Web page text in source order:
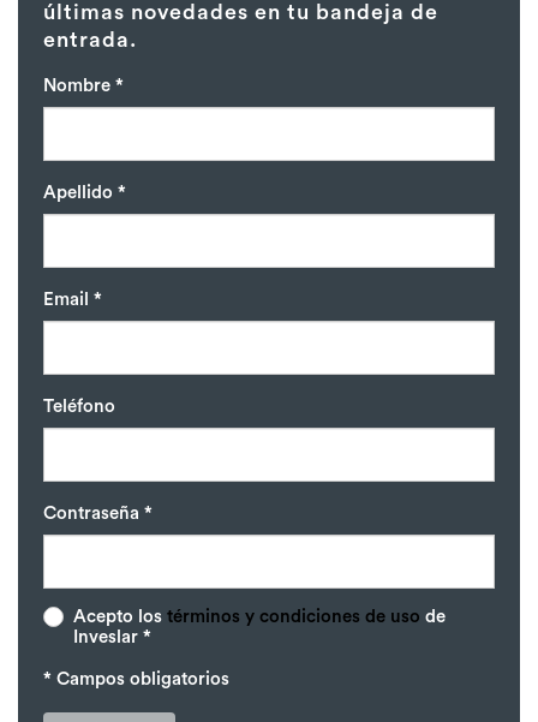
últimas novedades en tu bandeja de
entrada.
Nombre *
Apellido *
Email *
Teléfono
Contraseña *
Acepto los términos y condiciones de uso de
Inveslar *
* Campos obligatorios